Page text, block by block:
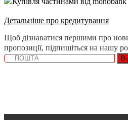
Детальніше про кредитування
Щоб дізнаватися першими про
пропозиції, підпишіться на нашу